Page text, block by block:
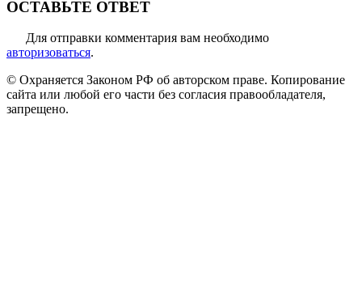
ОСТАВЬТЕ ОТВЕТ
Для отправки комментария вам необходимо
авторизоваться.
© Охраняется Законом РФ об авторском праве. Копирование
сайта или любой его части без согласия правообладателя,
запрещено.